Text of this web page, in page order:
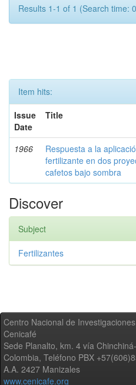
Results 1-1 of 1 (Search time:
Item hits:
Issue
Date
Title
1966
Respuesta a la
fertilizante en dos
cafetos bajo sombra
Discover
Subject
Fertilizantes
Centro Nacional de
Cenicafé
Sede Planalto, km. 4 vía
Colombia, Teléfono PBX
A.A. 2427 Manizales
www.cenicafe.org